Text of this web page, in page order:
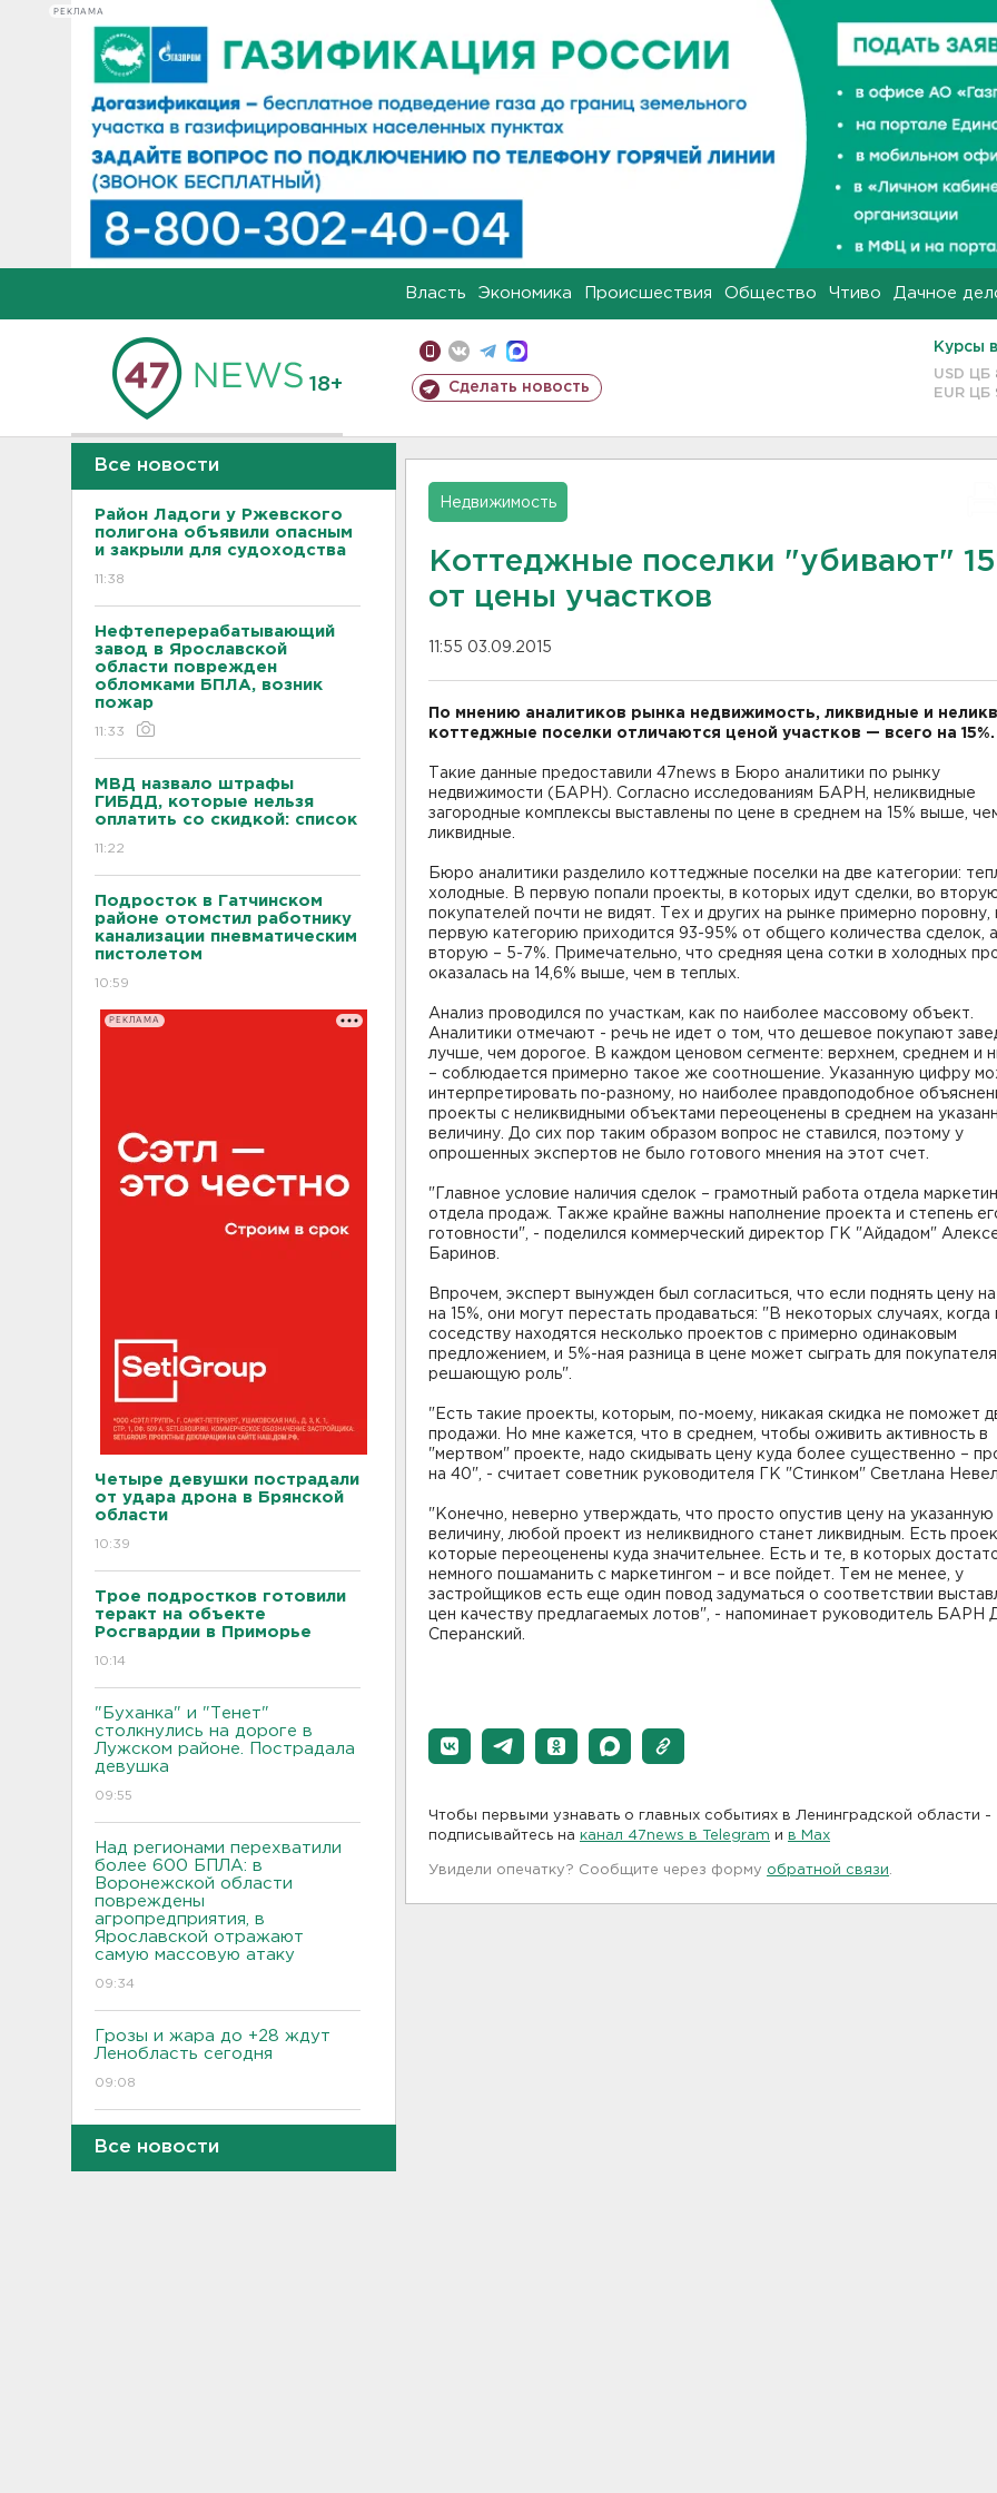
РЕКЛАМА
Власть Экономика Происшествия Общество Чтиво Дачное
18+ Сделать новость
Курсы
USD ЦБ
EUR ЦБ
Все новости
Район Ладоги у Ржевского
полигона объявили опасным
и закрыли для судоходства
11:38
Нефтеперерабатывающий
завод в Ярославской
области поврежден
обломками БПЛА, возник
пожар
11:33
МВД назвало штрафы
ГИБДД, которые нельзя
оплатить со скидкой: список
11:22
Подросток в Гатчинском
районе отомстил работнику
канализации пневматическим
пистолетом
10:59
РЕКЛАМА
Четыре девушки пострадали
от удара дрона в Брянской
области
10:39
Трое подростков готовили
теракт на объекте
Росгвардии в Приморье
10:14
"Буханка" и "Тенет"
столкнулись на дороге в
Лужском районе. Пострадала
девушка
09:55
Над регионами перехватили
более 600 БПЛА: в
Воронежской области
повреждены
агропредприятия, в
Ярославской отражают
самую массовую атаку
09:34
Грозы и жара до +28 ждут
Ленобласть сегодня
09:08
комплекс Wildberries в
Тверской области
Все новости
Недвижимость
Коттеджные поселки "убивают"
от цены участков
11:55 03.09.2015
По мнению аналитиков рынка недвижимость, ликвидные и
коттеджные поселки отличаются ценой участков — всего на 15%.
Такие данные предоставили 47news в Бюро аналитики по рынку
недвижимости (БАРН). Согласно исследованиям БАРН, неликвидные
загородные комплексы выставлены по цене в среднем на 15% выше,
ликвидные.
Бюро аналитики разделило коттеджные поселки на две категории:
холодные. В первую попали проекты, в которых идут сделки, во
покупателей почти не видят. Тех и других на рынке примерно поровну,
первую категорию приходится 93-95% от общего количества сделок,
вторую – 5-7%. Примечательно, что средняя цена сотки в холодных
оказалась на 14,6% выше, чем в теплых.
Анализ проводился по участкам, как по наиболее массовому объект.
Аналитики отмечают - речь не идет о том, что дешевое покупают
лучше, чем дорогое. В каждом ценовом сегменте: верхнем, среднем и
– соблюдается примерно такое же соотношение. Указанную цифру
интерпретировать по-разному, но наиболее правдоподобное
проекты с неликвидными объектами переоценены в среднем на
величину. До сих пор таким образом вопрос не ставился, поэтому у
опрошенных экспертов не было готового мнения на этот счет.
"Главное условие наличия сделок – грамотный работа отдела
отдела продаж. Также крайне важны наполнение проекта и степень
готовности", - поделился коммерческий директор ГК "Айдадом"
Баринов.
Впрочем, эксперт вынужден был согласиться, что если поднять цену
на 15%, они могут перестать продаваться: "В некоторых случаях, когда
соседству находятся несколько проектов с примерно одинаковым
предложением, и 5%-ная разница в цене может сыграть для покупателя
решающую роль".
"Есть такие проекты, которым, по-моему, никакая скидка не поможет
продажи. Но мне кажется, что в среднем, чтобы оживить активность в
"мертвом" проекте, надо скидывать цену куда более существенно –
на 40", - считает советник руководителя ГК "Стинком" Светлана
"Конечно, неверно утверждать, что просто опустив цену на указанную
величину, любой проект из неликвидного станет ликвидным. Есть
которые переоценены куда значительнее. Есть и те, в которых
немного пошаманить с маркетингом – и все пойдет. Тем не менее, у
застройщиков есть еще один повод задуматься о соответствии
цен качеству предлагаемых лотов", - напоминает руководитель БАРН
Сперанский.
Чтобы первыми узнавать о главных событиях в Ленинградской области -
подписывайтесь на канал 47news в Telegram и в Maх
Увидели опечатку? Сообщите через форму обратной связи